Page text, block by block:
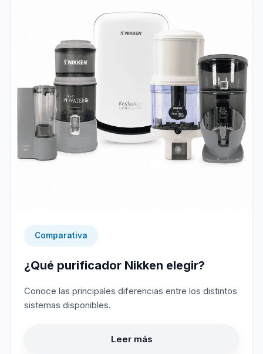
Comparativa
¿Qué purificador Nikken elegir?
Conoce las principales diferencias entre los distintos
sistemas disponibles.
Leer más